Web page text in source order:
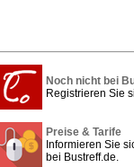
Noch nicht bei
Registrieren Sie
Preise & Tarife
Informieren Sie
bei Bustreff.de.